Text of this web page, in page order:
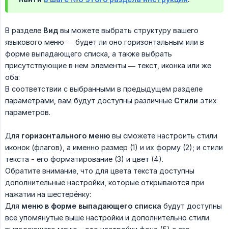
В разделе Вид вы можете выбрать структуру вашего
языкового меню — будет ли оно горизонтальным или в
форме выпадающего списка, а также выбрать
присутствующие в нем элементы — текст, иконка или же
оба:
В соответствии с выбранными в предыдущем разделе
параметрами, вам будут доступны различные Стили этих
параметров.
Для горизонтального меню вы сможете настроить стили
иконок (флагов), а именно размер (1) и их форму (2); и стили
текста - его форматирование (3) и цвет (4).
Обратите внимание, что для цвета текста доступны
дополнительные настройки, которые открываются при
нажатии на шестерёнку:
Для меню в форме выпадающего списка будут доступны
все упомянутые выше настройки и дополнительно стили